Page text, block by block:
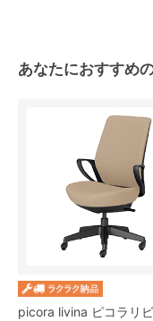
あなたにおすすめ
picora livina ピコラリ